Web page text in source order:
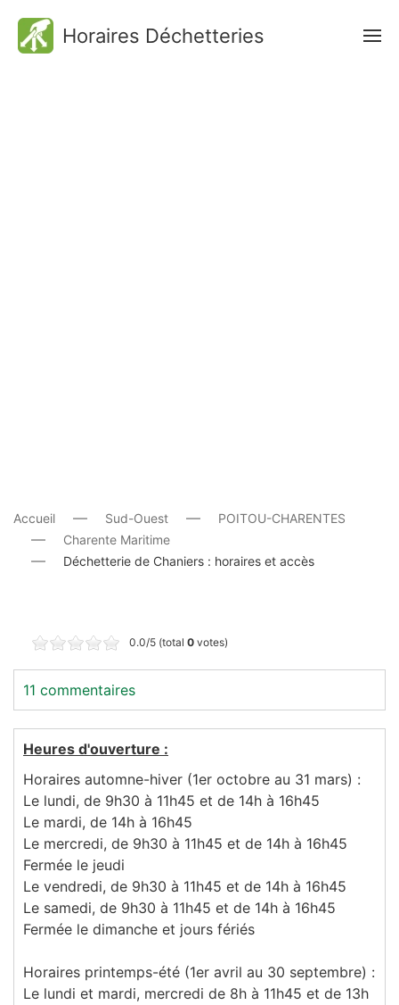
Horaires Déchetteries
Accueil Sud-Ouest
POITOU-CHARENTES
Charente Maritime
Déchetterie de Chaniers : horaires et accès
0.0/5 (total 0 votes)
11 commentaires
Heures d'ouverture :
Horaires automne-hiver (1er octobre au 31 mars) :
Le lundi, de 9h30 à 11h45 et de 14h à 16h45
Le mardi, de 14h à 16h45
Le mercredi, de 9h30 à 11h45 et de 14h à 16h45
Fermée le jeudi
Le vendredi, de 9h30 à 11h45 et de 14h à 16h45
Le samedi, de 9h30 à 11h45 et de 14h à 16h45
Fermée le dimanche et jours fériés
Horaires printemps-été (1er avril au 30 septembre) :
Le lundi et mardi, mercredi de 8h à 11h45 et de 13h